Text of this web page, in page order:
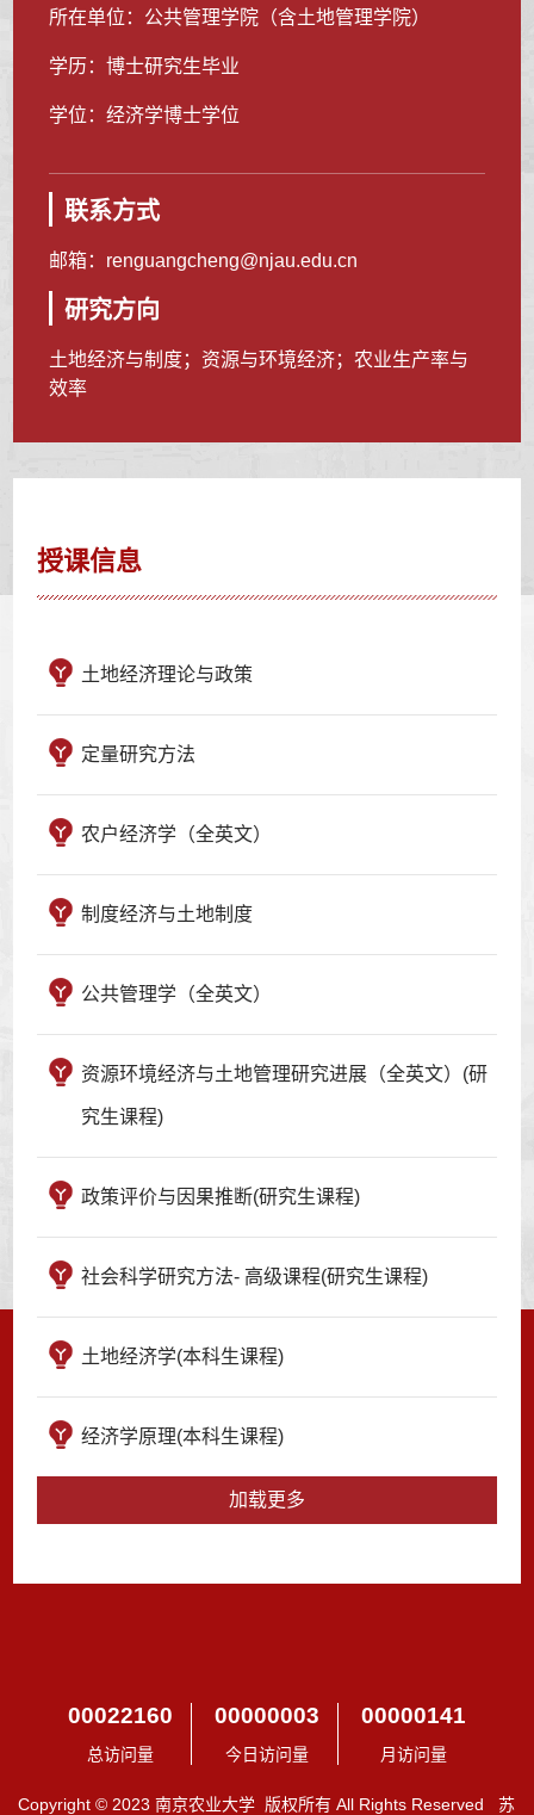
所在单位：公共管理学院（含土地管理学院）
学历：博士研究生毕业
学位：经济学博士学位
联系方式
邮箱： renguangcheng@njau.edu.cn
研究方向
土地经济与制度；资源与环境经济；农业生产率与
效率
授课信息
土地经济理论与政策
定量研究方法
农户经济学（全英文）
制度经济与土地制度
公共管理学（全英文）
资源环境经济与土地管理研究进展（全英文）(研
究生课程)
政策评价与因果推断(研究生课程)
社会科学研究方法- 高级课程(研究生课程)
土地经济学(本科生课程)
经济学原理(本科生课程)
加载更多
00022160
总访问量
00000003
今日访问量
00000141
月访问量
Copyright © 2023 南京农业大学 版权所有 All Rights Reserved 苏